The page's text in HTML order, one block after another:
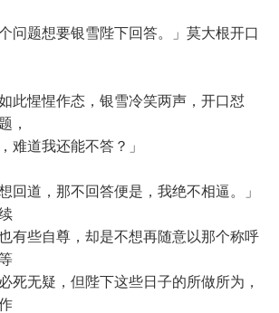
题想要银雪陛下回答。」莫大根开口
惺惺作态，银雪冷笑两声，开口怼
，
难道我还能不答？」
道，那不回答便是，我绝不相逼。」
有些自尊，却是不想再随意以那个称呼
死无疑，但陛下这些日子的所做所为，